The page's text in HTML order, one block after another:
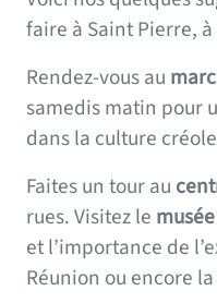
faire à Saint Pierre,
Rendez-vous au
samedis matin pour
dans la culture
Faites un tour au
rues. Visitez le
et l’importance de
Réunion ou encore la